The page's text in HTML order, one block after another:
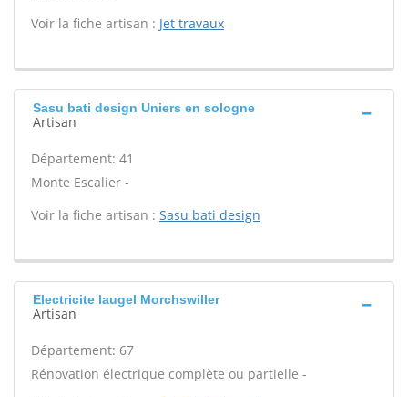
Voir la fiche artisan : Jet travaux
Sasu bati design Uniers en sologne
Artisan
Département: 41
Monte Escalier -
Voir la fiche artisan : Sasu bati design
Electricite laugel Morchswiller
Artisan
Département: 67
Rénovation électrique complète ou partielle -